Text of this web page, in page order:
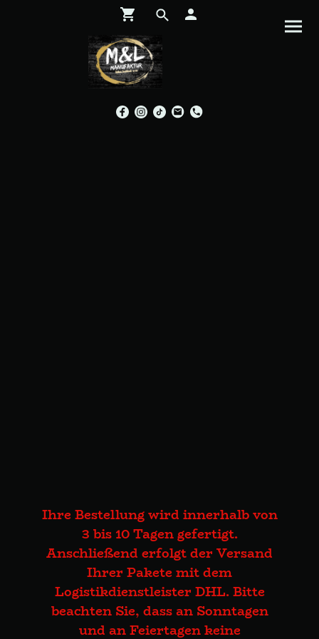
Ihre Bestellung wird innerhalb von
3 bis 10 Tagen gefertigt.
Anschließend erfolgt der Versand
Ihrer Pakete mit dem
Logistikdienstleister DHL. Bitte
beachten Sie, dass an Sonntagen
und an Feiertagen keine